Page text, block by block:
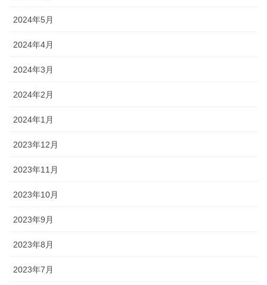
2024年5月
2024年4月
2024年3月
2024年2月
2024年1月
2023年12月
2023年11月
2023年10月
2023年9月
2023年8月
2023年7月